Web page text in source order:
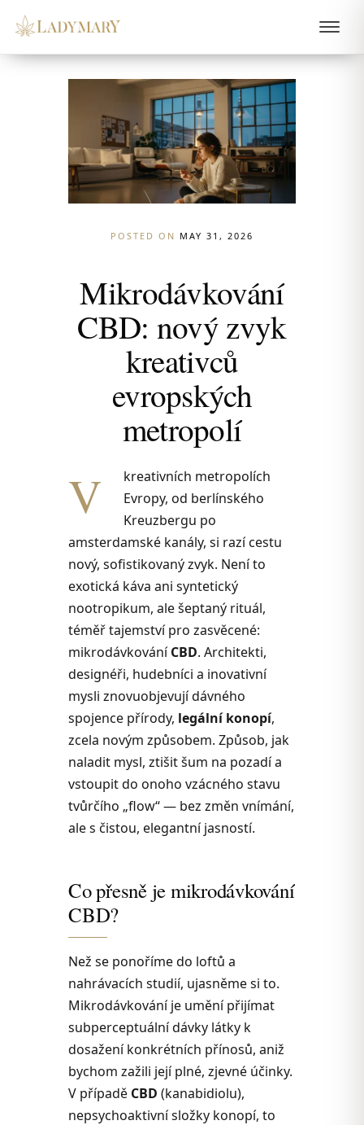
POSTED ON MAY 31, 2026
Mikrodávkování
CBD: nový zvyk
kreativců
evropských
metropolí
V
kreativních metropolích
Evropy, od berlínského
Kreuzbergu po
amsterdamské kanály, si razí cestu
nový, sofistikovaný zvyk. Není to
exotická káva ani syntetický
nootropikum, ale šeptaný rituál,
téměř tajemství pro zasvěcené:
mikrodávkováníCBD. Architekti,
designéři, hudebníci a inovativní
mysli znovuobjevují dávného
spojence přírody, legální konopí,
zcela novým způsobem. Způsob, jak
naladit mysl, ztišit šum na pozadí a
vstoupit do onoho vzácného stavu
tvůrčího „flow“ — bez změn vnímání,
ale s čistou, elegantní jasností.
Co přesně je mikrodávkování
CBD?
Než se ponoříme do loftů a
nahrávacích studií, ujasněme si to.
Mikrodávkování je umění přijímat
subperceptuální dávky látky k
dosažení konkrétních přínosů, aniž
bychom zažili její plné, zjevné účinky.
V případě CBD (kanabidiolu),
nepsychoaktivní složky konopí, to